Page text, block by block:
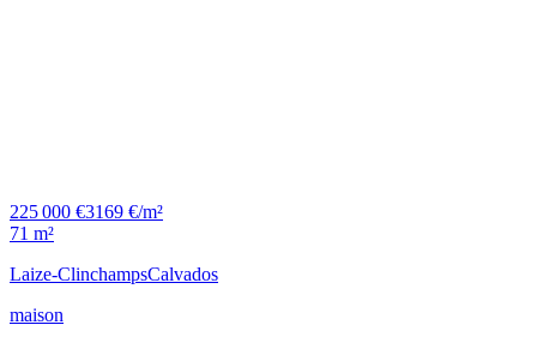
225 000 €3169 €/m²
71 m²
Laize-ClinchampsCalvados
maison